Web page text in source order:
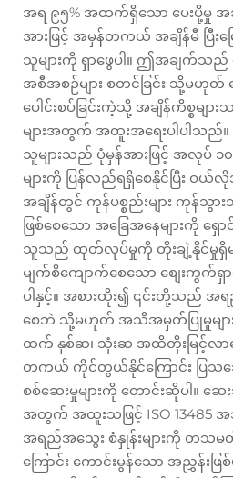
အရ ၉၅% အထက်ရှိသော ပေးပို့မှု အခ
အားဖြင့် အမှန်တကယ် အချိန်မီ ပြီးမ
သူများကို ရှာဖွေပါ။ ဤအချက်သည်
အစီအစဉ်များ စတင်ခြင်း သို့မဟုတ်
ပေါင်းစပ်ခြင်းကဲ့သို့ အချိန်ကိစ္စမျ
များအတွက် အထူးအရေးပါပါသည်။
သူများသည် ပုံမှန်အားဖြင့် အလုပ်
များကို ပြန်လည်ရရှိစေနိုင်ပြီး ဝ
အချိန်တွင် ကုန်ပစ္စည်းများ ကုန်
ဖြစ်စေသော အခြေအနေများကို ရှေ
သူသည် ထုတ်လုပ်မှုကို တိုးချဲ့နိုင်မှုရှိမ
မျက်စိကျောက်စေသော စျေးကွက်ရှာ
ပါနှင့်။ အစားထိုး၍ ၎င်းတို့သည် အ
စေဘဲ သို့မဟုတ် အသိအမှတ်ပြုမှုများ
ထက် နှစ်ဆ၊ သုံးဆ အထိတိုးမြင့်လာ
တကယ် ကိုင်တွယ်နိုင်ကြောင်း ပြ
စစ်ဆေးမှုများကို တောင်းဆိုပါ။ ဆ
အတွက် အထူးသဖြင့် ISO
အရည်အသွေး စံနှုန်းများကို တသမ
ကြောင်း ကောင်းမွန်သော အညွှန်းဖြ